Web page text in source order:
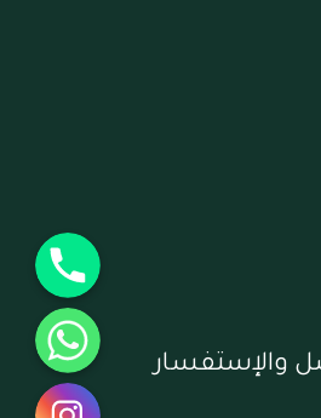
والإستفسار
جوال
واتساب
انستقرام